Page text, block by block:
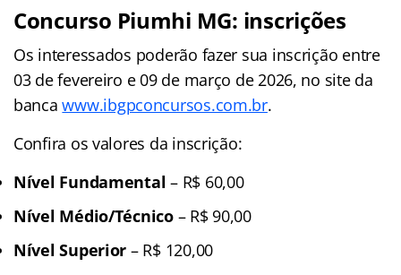
Concurso Piumhi MG: inscrições
Os interessados poderão fazer sua inscrição entre
03 de fevereiro e 09 de março de 2026, no site da
bancawww.ibgpconcursos.com.br.
Confira os valores da inscrição:
Nível Fundamental – R$ 60,00
Nível Médio/Técnico– R$ 90,00
Nível Superior – R$ 120,00